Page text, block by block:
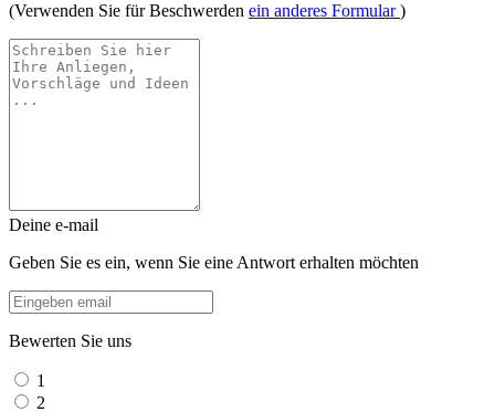
(Verwenden Sie für Beschwerden ein anderes Formular)
Deine e-mail
Geben Sie es ein, wenn Sie eine Antwort erhalten möchten
Bewerten Sie uns
1
2